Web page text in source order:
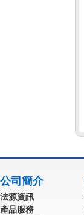
公司簡介
法源資訊
產品服務